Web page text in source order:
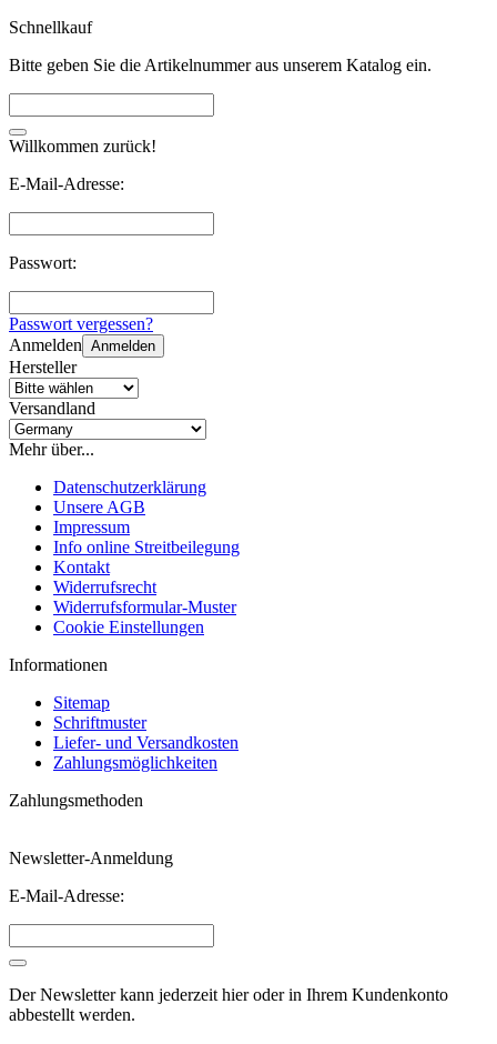
Schnellkauf
Bitte geben Sie die Artikelnummer aus unserem Katalog ein.
Willkommen zurück!
E-Mail-Adresse:
Passwort:
Passwort vergessen?
Anmelden Anmelden
Hersteller
Versandland
Mehr über...
Datenschutzerklärung
Unsere AGB
Impressum
Info online Streitbeilegung
Kontakt
Widerrufsrecht
Widerrufsformular-Muster
Cookie Einstellungen
Informationen
Sitemap
Schriftmuster
Liefer- und Versandkosten
Zahlungsmöglichkeiten
Zahlungsmethoden
Newsletter-Anmeldung
E-Mail-Adresse:
Der Newsletter kann jederzeit hier oder in Ihrem Kundenkonto
abbestellt werden.